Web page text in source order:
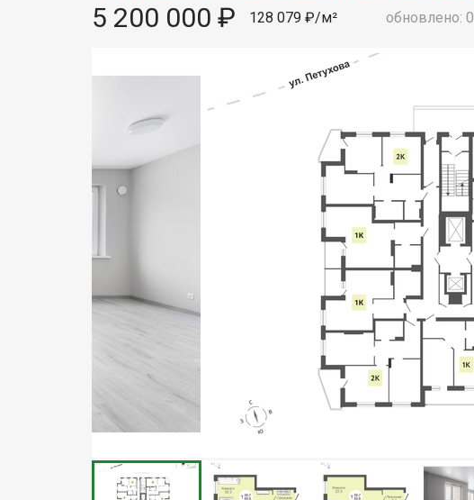
5 200 000 ₽
128 079 ₽/м² обновлено: